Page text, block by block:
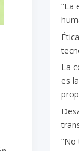
“La
La
es